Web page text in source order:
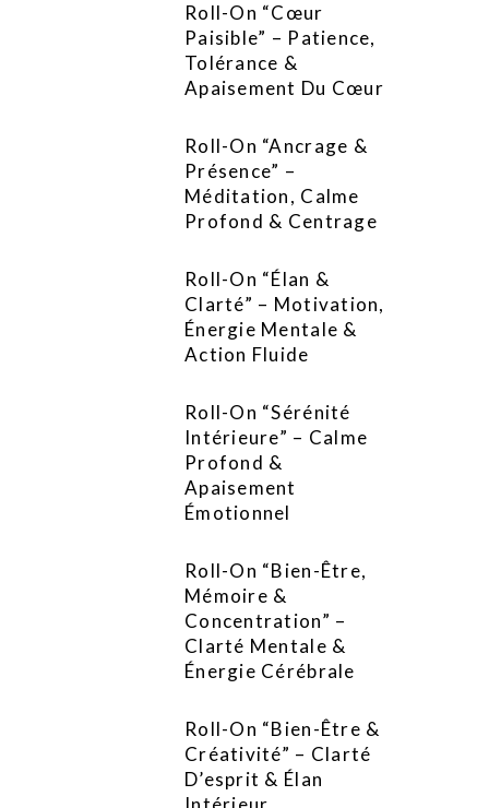
Roll-On “Cœur
Paisible” – Patience,
Tolérance &
Apaisement Du Cœur
Roll-On “Ancrage &
Présence” –
Méditation, Calme
Profond & Centrage
Roll-On “Élan &
Clarté” – Motivation,
Énergie Mentale &
Action Fluide
Roll-On “Sérénité
Intérieure” – Calme
Profond &
Apaisement
Émotionnel
Roll-On “Bien-Être,
Mémoire &
Concentration” –
Clarté Mentale &
Énergie Cérébrale
Roll-On “Bien-Être &
Créativité” – Clarté
D’esprit & Élan